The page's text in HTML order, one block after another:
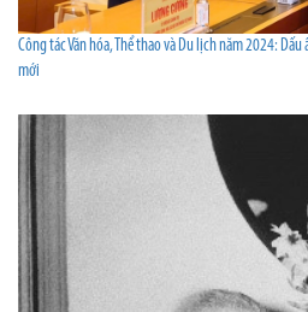
Công tác Văn hóa, Thể thao và Du lịch năm 2024:
mới